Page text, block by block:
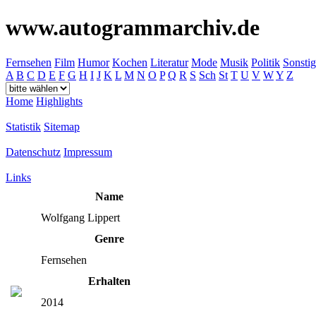
www.autogrammarchiv.de
Fernsehen Film Humor Kochen Literatur Mode Musik Politik
A B C D E F G H I J K L M N O P Q R S Sch St T U V WY Z
Home Highlights
Statistik Sitemap
Datenschutz Impressum
Links
Name
Wolfgang Lippert
Genre
Fernsehen
Erhalten
2014